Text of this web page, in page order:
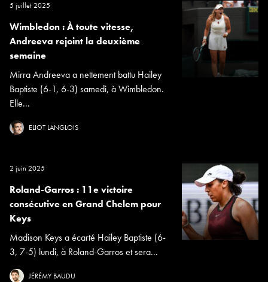
5 juillet 2025
Wimbledon : À toute vitesse,
Andreeva rejoint la deuxième
semaine
Mirra Andreeva a nettement battu Hailey
Baptiste (6-1, 6-3) samedi, à Wimbledon.
Elle...
ELIOT LANGLOIS
2 juin 2025
Roland-Garros : 11e victoire
consécutive en Grand Chelem pour
Keys
Madison Keys a écarté Hailey Baptiste (6-
3, 7-5) lundi, à Roland-Garros et sera...
JÉRÉMY BAUDU